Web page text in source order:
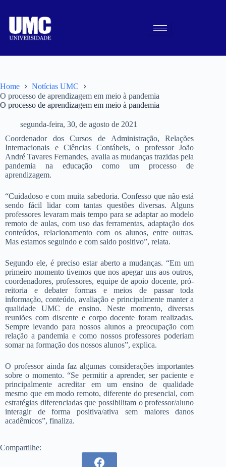
Home
Notícias UMC
O processo de aprendizagem em meio à pandemia
O processo de aprendizagem em meio à pandemia
segunda-feira, 30, de agosto de 2021
Coordenador dos Cursos de Administração, Relações
Internacionais e Ciências Contábeis, o professor João
André Tavares Fernandes, avalia as mudanças trazidas pela
pandemia na educação como um processo de
aprendizagem.
“Cuidadoso e com muita sabedoria. Confesso que não está
sendo fácil lidar com tantas questões diversas. Alguns
professores levaram mais tempo para se adaptar ao modelo
remoto de aulas, com uso das ferramentas, adaptação dos
conteúdos, relacionamento com os alunos, entre outras.
Mas estamos seguindo e com saldo positivo”, relata.
Segundo ele, é preciso estar aberto a mudanças. “Em um
primeiro momento tivemos que nos apegar uns aos outros,
coordenadores, professores, equipe de apoio docente, pró-
reitoria e debater formas e meios de passar toda
informação, conteúdo, avaliação e principalmente manter a
qualidade UMC de ensino. Neste momento, diversas
reuniões com discente e corpo docente foram realizadas.
Sempre levando para nossos alunos a preocupação com
relação a pandemia e como nossos professores poderiam
somar na formação dos nossos alunos”, explica.
O professor ainda faz algumas considerações importantes
sobre o momento. “Se permitir a aprender, ser paciente e
principalmente acreditar em um ensino de qualidade
mesmo que em modo remoto, diferente do presencial, com
estratégias diferenciadas que possibilitam o professor/aluno
interagir de forma positiva/ativa sem maiores danos
acadêmicos”, finaliza.
Compartilhe: